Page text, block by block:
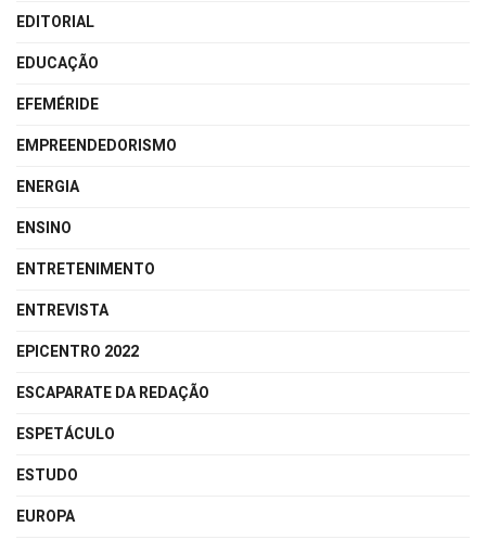
EDITORIAL
EDUCAÇÃO
EFEMÉRIDE
EMPREENDEDORISMO
ENERGIA
ENSINO
ENTRETENIMENTO
ENTREVISTA
EPICENTRO 2022
ESCAPARATE DA REDAÇÃO
ESPETÁCULO
ESTUDO
EUROPA